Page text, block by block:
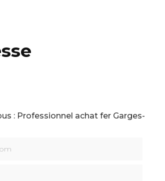
: Professionnel achat fer Garges-